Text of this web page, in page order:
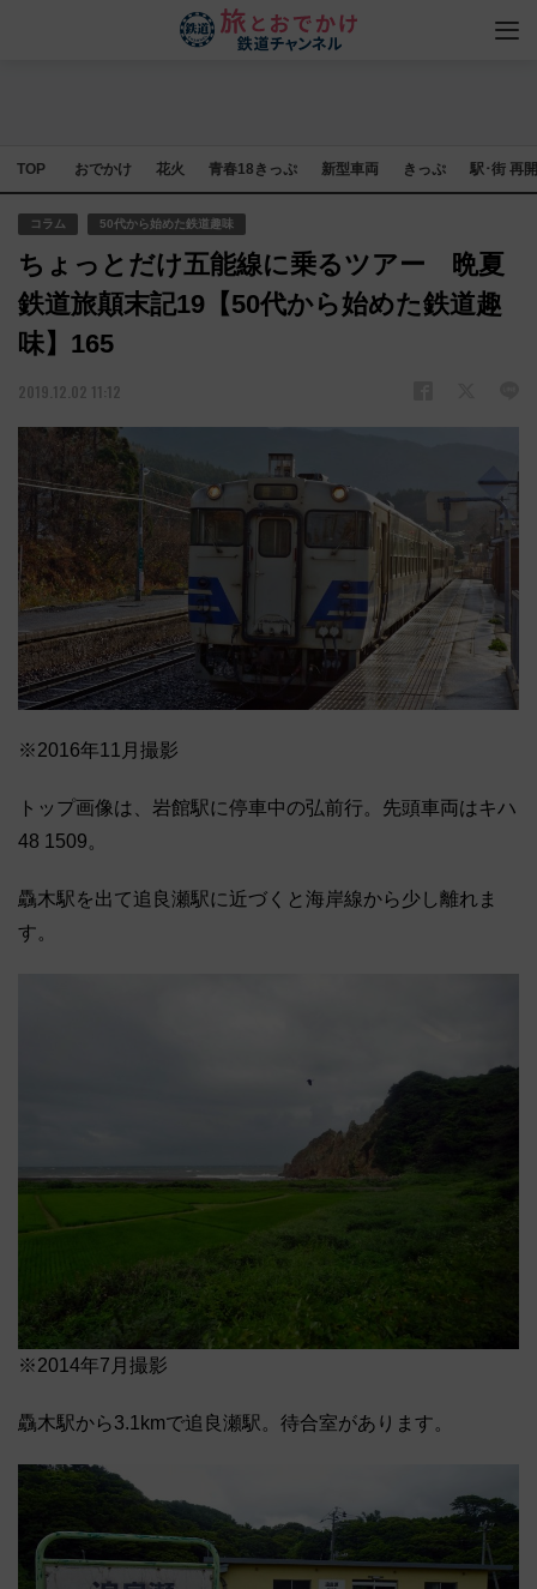
TOP おでかけ 花火 青春18きっぷ 新型車両 きっぷ 駅･街 再
コラム 50代から始めた鉄道趣味
ちょっとだけ五能線に乗るツアー 晩夏
鉄道旅顛末記19【50代から始めた鉄道趣
味】165
2019.12.02 11:12
※2016年11月撮影
トップ画像は、岩館駅に停車中の弘前行。先頭車両はキハ
48 1509。
驫木駅を出て追良瀬駅に近づくと海岸線から少し離れま
す。
※2014年7月撮影
驫木駅から3.1kmで追良瀬駅。待合室があります。